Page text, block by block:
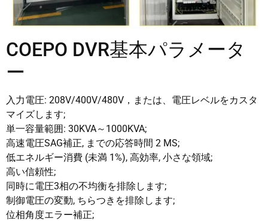
COEPO DVR基本パラメータ
ー
入力電圧: 208V/400V/480V，または、電圧レベルをカスタ
マイズします;
単一容量範囲: 30KVA～1000KVA;
高速電圧SAG補正, までの応答時間 2 MS;
低エネルギー消費 (未満 1%), 高効率, 小さな領域;
高い信頼性;
同時に電圧3相の不均衡を排除します;
制御電圧の変動, ちらつきを排除します;
位相角度エラー補正;